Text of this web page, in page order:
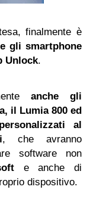
finalmente è
gli smartphone
Unlock.
anche gli
il Lumia 800 ed
al
, che avranno
software non
e anche di
dispositivo.